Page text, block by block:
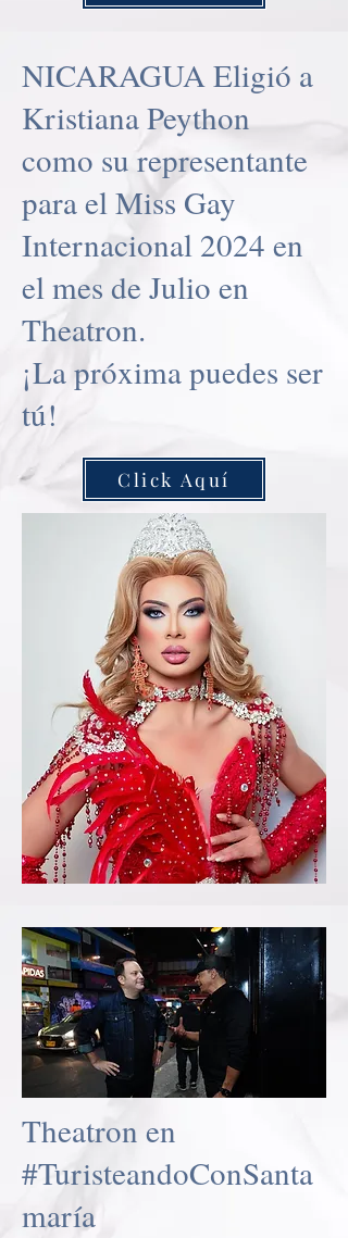
NICARAGUA Eligió a
Kristiana Peython
como su representante
para el Miss Gay
Internacional 2024 en
el mes de Julio en
Theatron.
¡La próxima puedes ser
tú!
Click Aquí
Theatron en
#TuristeandoConSanta
maría